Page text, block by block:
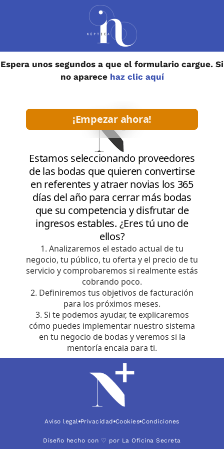
Espera unos segundos a que el formulario cargue. Si
no aparece haz clic aquí
Aviso legal Privacidad Cookies Condiciones
Diseño hecho con ♡ por La Oficina Secreta